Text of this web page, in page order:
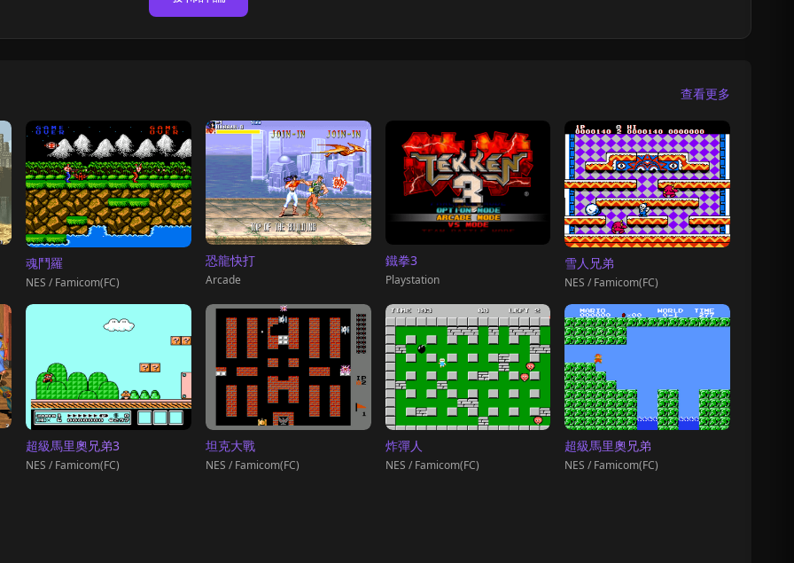
查看更多
魂鬥羅
NES / Famicom(FC)
恐龍快打
Arcade
鐵拳3
Playstation
雪人兄弟
NES / Famicom(FC)
超級馬里奧兄弟3
NES / Famicom(FC)
坦克大戰
NES / Famicom(FC)
炸彈人
NES / Famicom(FC)
超級馬里奧兄弟
NES / Famicom(FC)